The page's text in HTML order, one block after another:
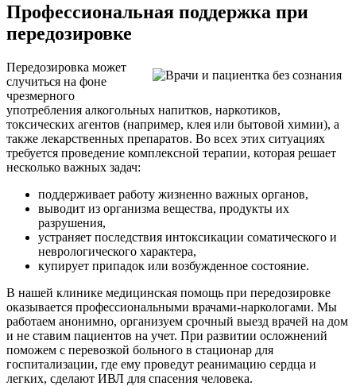
Профессиональная поддержка при
передозировке
Передозировка может
случиться на фоне
чрезмерного
употребления алкогольных напитков, наркотиков,
токсических агентов (например, клея или бытовой химии), а
также лекарственных препаратов. Во всех этих ситуациях
требуется проведение комплексной терапии, которая решает
несколько важных задач:
поддерживает работу жизненно важных органов,
выводит из организма вещества, продукты их
разрушения,
устраняет последствия интоксикации соматического и
неврологического характера,
купирует припадок или возбужденное состояние.
В нашей клинике медицинская помощь при передозировке
оказывается профессиональными врачами-наркологами. Мы
работаем анонимно, организуем срочный выезд врачей на дом
и не ставим пациентов на учет. При развитии осложнений
поможем с перевозкой больного в стационар для
госпитализации, где ему проведут реанимацию сердца и
легких, сделают ИВЛ для спасения человека.